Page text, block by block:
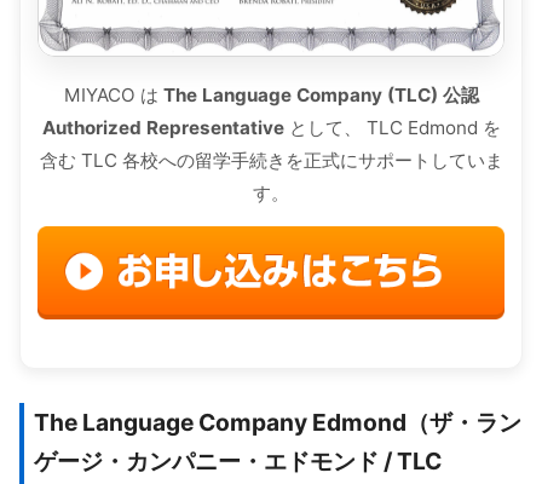
MIYACO は The Language Company (TLC) 公認
Authorized Representativeとして、 TLC Edmond を
含む TLC 各校への留学手続きを正式にサポートしていま
す。
The Language Company Edmond（ザ・ラン
ゲージ・カンパニー・エドモンド / TLC